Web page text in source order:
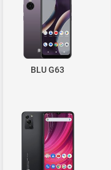
BLU G63